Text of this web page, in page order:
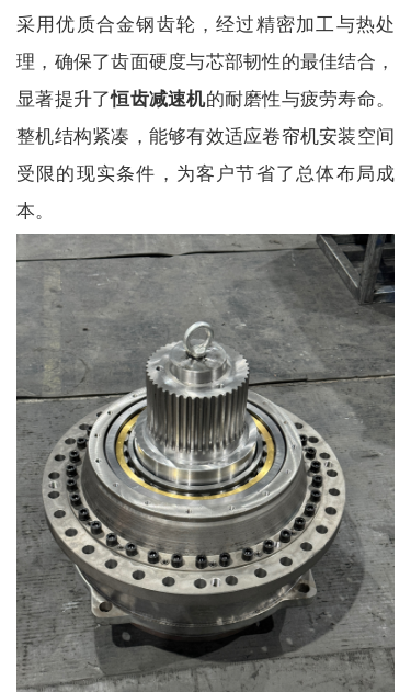
采用优质合金钢齿轮，经过精密加工与热处
理，确保了齿面硬度与芯部韧性的最佳结合，
显著提升了恒齿减速机的耐磨性与疲劳寿命。
整机结构紧凑，能够有效适应卷帘机安装空间
受限的现实条件，为客户节省了总体布局成
本。